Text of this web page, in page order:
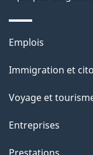
l
a
a
g
Thèmes
sujets
Emplois
Immigration et
Voyage et
Entreprises